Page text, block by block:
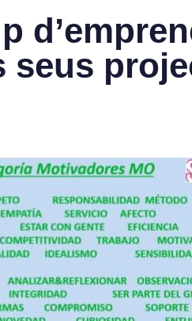
seus